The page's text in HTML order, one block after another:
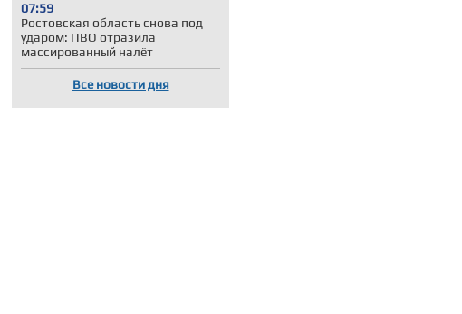
07:59
Ростовская область снова под
ударом: ПВО отразила
массированный налёт
Все новости дня